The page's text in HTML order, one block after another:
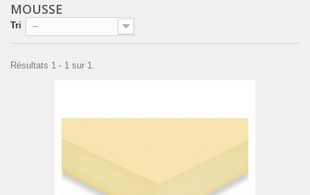
MOUSSE
Tri --
Résultats 1 - 1 sur 1.